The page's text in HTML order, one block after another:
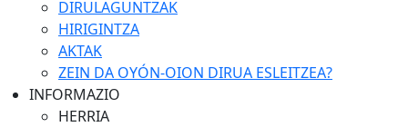
DIRULAGUNTZAK
HIRIGINTZA
AKTAK
ZEIN DA OYÓN-OION DIRUA ESLEITZEA?
INFORMAZIO
HERRIA